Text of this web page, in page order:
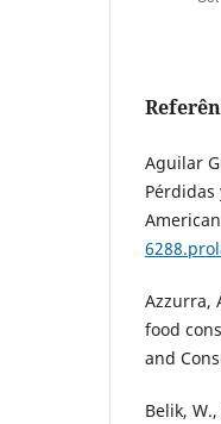
Aguilar
Azzurra,
food
and
Belik,